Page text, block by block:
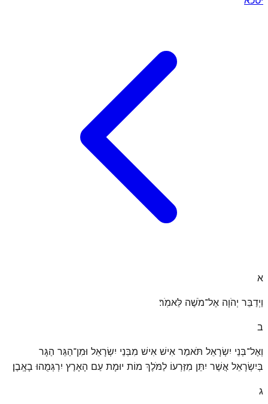
א
וַיְדַבֵּר יְהֹוָה אֶל־מֹשֶׁה לֵּאמֹֽר׃
ב
וְאֶל־בְּנֵי יִשְׂרָאֵל תֹּאמַר אִישׁ אִישׁ מִבְּנֵי יִשְׂרָאֵל וּמִן־הַגֵּר הַגָּר
בְּיִשְׂרָאֵל אֲשֶׁר יִתֵּן מִזַּרְעוֹ לַמֹּלֶךְ מוֹת יוּמָת עַם הָאָרֶץ יִרְגְּמֻהוּ בָאָֽבֶן׃
ג